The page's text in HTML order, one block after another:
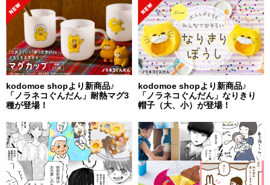
kodomoe shopより新商品♪
「ノラネコぐんだん」耐熱マグ3
種が登場！
kodomoe shopより新商品♪
「ノラネコぐんだん」なりきり
帽子（大、小）が登場！